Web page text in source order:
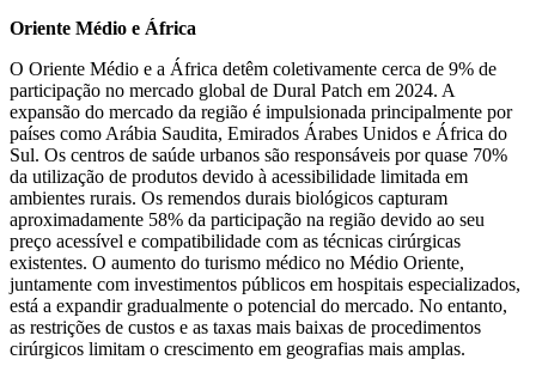
Oriente Médio e África
O Oriente Médio e a África detêm coletivamente cerca de 9% de
participação no mercado global de Dural Patch em 2024. A
expansão do mercado da região é impulsionada principalmente por
países como Arábia Saudita, Emirados Árabes Unidos e África do
Sul. Os centros de saúde urbanos são responsáveis ​​por quase 70%
da utilização de produtos devido à acessibilidade limitada em
ambientes rurais. Os remendos durais biológicos capturam
aproximadamente 58% da participação na região devido ao seu
preço acessível e compatibilidade com as técnicas cirúrgicas
existentes. O aumento do turismo médico no Médio Oriente,
juntamente com investimentos públicos em hospitais especializados,
está a expandir gradualmente o potencial do mercado. No entanto,
as restrições de custos e as taxas mais baixas de procedimentos
cirúrgicos limitam o crescimento em geografias mais amplas.